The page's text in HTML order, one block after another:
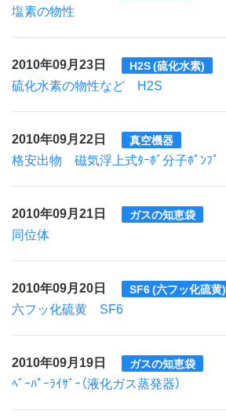
塩素の物性
2010年09月23日 H2S (硫化水素)
硫化水素の物性など H2S
2010年09月22日 真空機器
格安出物 磁気浮上式ﾀｰﾎﾞ分子ﾎﾟﾝﾌﾟ
2010年09月21日 ガスの知恵袋
同位体
2010年09月20日 SF6 (六フッ化硫黄)
六フッ化硫黄 SF6
2010年09月19日 ガスの知恵袋
ﾍﾞｰﾊﾟｰﾗｲｻﾞｰ（液化ガス蒸発器）